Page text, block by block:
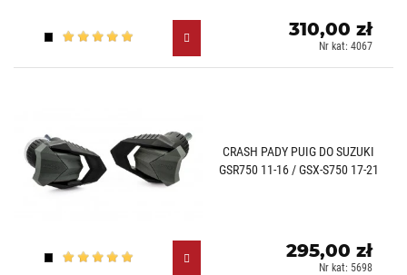
Czarny (N)
310,00 zł
Nr kat: 4067
CRASH PADY PUIG DO SUZUKI
GSR750 11-16 / GSX-S750 17-21
Czarny (N)
295,00 zł
Nr kat: 5698